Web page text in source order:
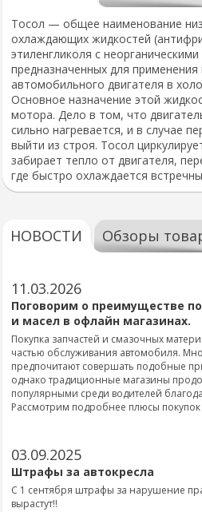
Тосол — общее наименование
охлаждающих жидкостей
этиленгликоля с
предназначенных для
автомобильного двигателя в
Основное назначение этой
мотора. Дело в том, что
сильно нагревается, и в случае
выйти из строя. Тосол
забирает тепло от двигателя,
где быстро охлаждается
НОВОСТИ Обзоры
11.03.2026
Поговорим о преимуществе
и масел в офлайн магазинах.
Покупка запчастей и смазочных
частью обслуживания автомобиля.
предпочитают совершать подобные
однако традиционные магазины
популярными среди водителей
Рассмотрим подробнее плюсы
03.09.2025
Штрафы за автокресла
С 1 сентября штрафы за нарушение
вырастут!!